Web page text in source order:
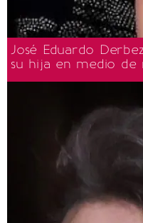
José Eduardo
su hija en medio de